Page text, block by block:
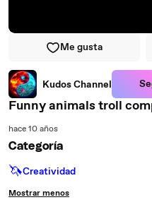
Me gusta
Kudos Channel
hace 10 años
Categoría
🦄Creatividad
Mostrar menos